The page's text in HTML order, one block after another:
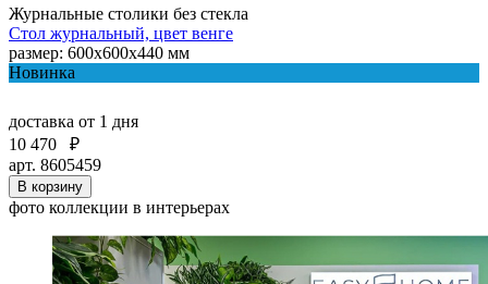
Журнальные столики без стекла
Стол журнальный, цвет венге
размер: 600x600x440 мм
Новинка
доставка от 1 дня
10 470
₽
арт. 8605459
В корзину
фото коллекции в интерьерах